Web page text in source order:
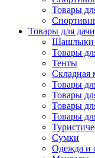
Товары
Товары для
Шашлыки
Товары
Тенты
Складная
Товары
Товары
Товары
Товары
Сумки
Одежда и